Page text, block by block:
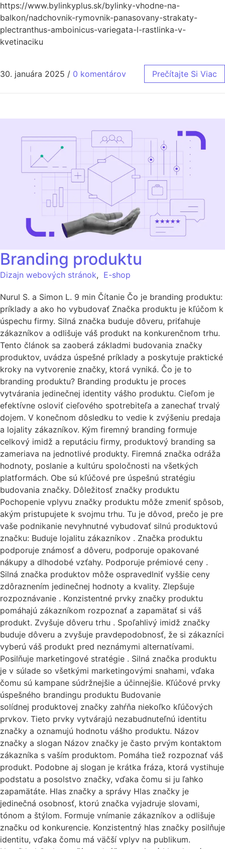
https://www.bylinkyplus.sk/bylinky-vhodne-na-
balkon/nadchovnik-rymovnik-panasovany-strakaty-
plectranthus-amboinicus-variegata-l-rastlinka-v-
kvetinaciku
30. januára 2025 / 0 komentárov Prečítajte Si Viac
Branding produktu
Dizajn webových stránok, E-shop
Nurul S. a Simon L. 9 min Čítanie Čo je branding produktu:
príklady a ako ho vybudovať Značka produktu je kľúčom k
úspechu firmy. Silná značka buduje dôveru, priťahuje
zákazníkov a odlišuje váš produkt na konkurenčnom trhu.
Tento článok sa zaoberá základmi budovania značky
produktov, uvádza úspešné príklady a poskytuje praktické
kroky na vytvorenie značky, ktorá vyniká. Čo je to
branding produktu? Branding produktu je proces
vytvárania jedinečnej identity vášho produktu. Cieľom je
efektívne osloviť cieľového spotrebiteľa a zanechať trvalý
dojem. V konečnom dôsledku to vedie k zvýšeniu predaja
a lojality zákazníkov. Kým firemný branding formuje
celkový imidž a reputáciu firmy, produktový branding sa
zameriava na jednotlivé produkty. Firemná značka odráža
hodnoty, poslanie a kultúru spoločnosti na všetkých
platformách. Obe sú kľúčové pre úspešnú stratégiu
budovania značky. Dôležitosť značky produktu
Pochopenie vplyvu značky produktu môže zmeniť spôsob,
akým pristupujete k svojmu trhu. Tu je dôvod, prečo je pre
vaše podnikanie nevyhnutné vybudovať silnú produktovú
značku: Buduje lojalitu zákazníkov . Značka produktu
podporuje známosť a dôveru, podporuje opakované
nákupy a dlhodobé vzťahy. Podporuje prémiové ceny .
Silná značka produktov môže ospravedlniť vyššie ceny
zdôraznením jedinečnej hodnoty a kvality. Zlepšuje
rozpoznávanie . Konzistentné prvky značky produktu
pomáhajú zákazníkom rozpoznať a zapamätať si váš
produkt. Zvyšuje dôveru trhu . Spoľahlivý imidž značky
buduje dôveru a zvyšuje pravdepodobnosť, že si zákazníci
vyberú váš produkt pred neznámymi alternatívami.
Posilňuje marketingové stratégie . Silná značka produktu
je v súlade so všetkými marketingovými snahami, vďaka
čomu sú kampane súdržnejšie a účinnejšie. Kľúčové prvky
úspešného brandingu produktu Budovanie
solídnej produktovej značky zahŕňa niekoľko kľúčových
prvkov. Tieto prvky vytvárajú nezabudnuteľnú identitu
značky a oznamujú hodnotu vášho produktu. Názov
značky a slogan Názov značky je často prvým kontaktom
zákazníka s vaším produktom. Pomáha tiež rozpoznať váš
produkt. Podobne aj slogan je krátka fráza, ktorá vystihuje
podstatu a posolstvo značky, vďaka čomu si ju ľahko
zapamätáte. Hlas značky a správy Hlas značky je
jedinečná osobnosť, ktorú značka vyjadruje slovami,
tónom a štýlom. Formuje vnímanie zákazníkov a odlišuje
značku od konkurencie. Konzistentný hlas značky posilňuje
identitu, vďaka čomu má väčší vplyv na publikum.